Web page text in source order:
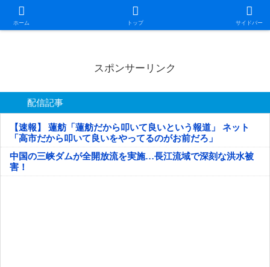
ホーム トップ サイドバー
日本第一！ニュース録
スポンサーリンク
配信記事
【速報】 蓮舫「蓮舫だから叩いて良いという報道」 ネット
「高市だから叩いて良いをやってるのがお前だろ」
中国の三峡ダムが全開放流を実施…長江流域で深刻な洪水被
害！